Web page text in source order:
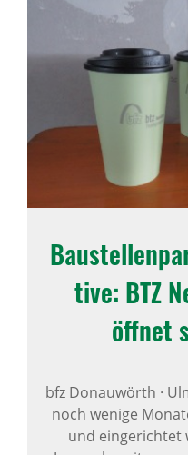
tive: BTZ
öffnet
bfz Donauwörth ·
noch wenige
und eingerichtet